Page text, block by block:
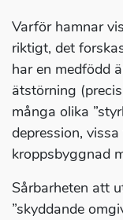
Varför hamnar
riktigt, det
har en medfödd
ätstörning
många olika
depression,
kroppsbyggnad
Sårbarheten att
”skyddande